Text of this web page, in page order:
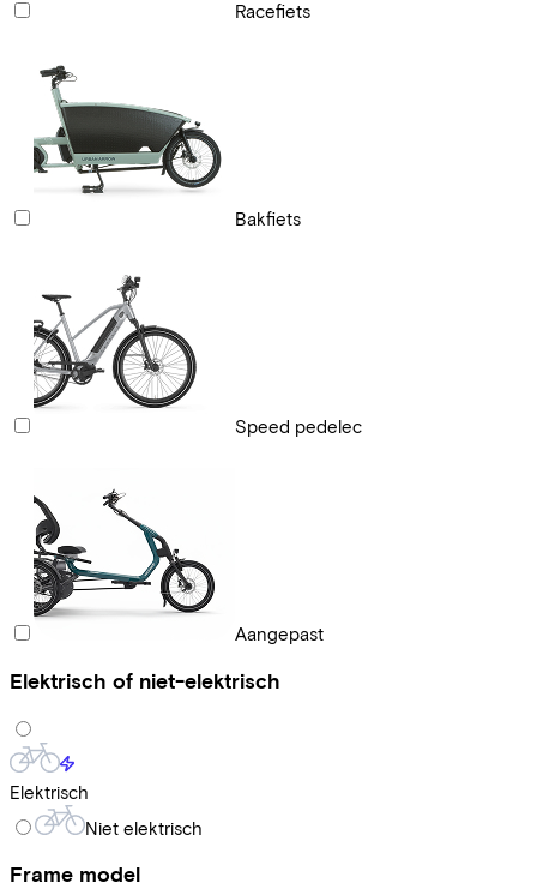
Racefiets
Bakfiets
Speed pedelec
Aangepast
Elektrisch of niet-elektrisch
Elektrisch
Niet elektrisch
Frame model